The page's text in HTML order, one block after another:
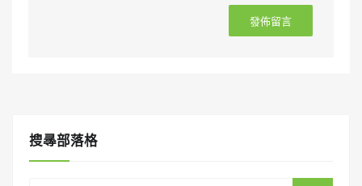
搜㝷部落格